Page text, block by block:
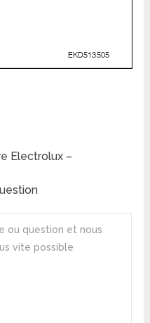
Electrolux –